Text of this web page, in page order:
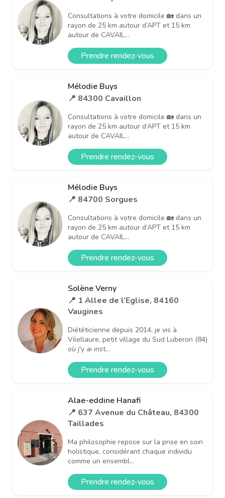
Consultations à votre domicile 🏡 dans un
rayon de 25 km autour d’APT et 15 km
autour de CAVAIL...
Prendre rendez-vous
Mélodie Buys
📍 84300 Cavaillon
Consultations à votre domicile 🏡 dans un
rayon de 25 km autour d’APT et 15 km
autour de CAVAIL...
Prendre rendez-vous
Mélodie Buys
📍 84700 Sorgues
Consultations à votre domicile 🏡 dans un
rayon de 25 km autour d’APT et 15 km
autour de CAVAIL...
Prendre rendez-vous
Solène Verny
📍 1 Allee de l’Eglise, 84160
Vaugines
Diététicienne depuis 2014, je vis à
Vilellaure, petit village du Sud Luberon (84)
où j'y ai inst...
Prendre rendez-vous
Alae-eddine Hanafi
📍 637 Avenue du Château, 84300
Taillades
Ma philosophie repose sur la prise en soin
holistique, considérant chaque individu
comme un ensembl...
Prendre rendez-vous